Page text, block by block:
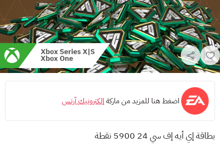
اضغط هنا للمزيد من ماركةإلكترونيك آرتس
بطاقة إي أيه إف سي 24 5900 نقطة